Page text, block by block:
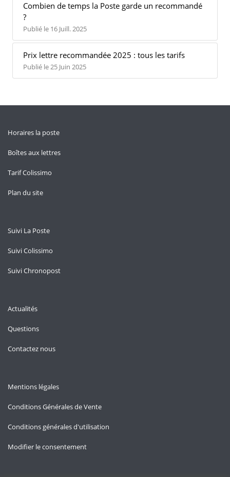
Combien de temps la Poste garde un recommandé
?
Publié le 16 Juill. 2025
Prix lettre recommandée 2025 : tous les tarifs
Publié le 25 Juin 2025
Horaires la poste
Boîtes aux lettres
Tarif Colissimo
Plan du site
Suivi La Poste
Suivi Colissimo
Suivi Chronopost
Actualités
Questions
Contactez nous
Mentions légales
Conditions Générales de Vente
Conditions générales d'utilisation
Modifier le consentement